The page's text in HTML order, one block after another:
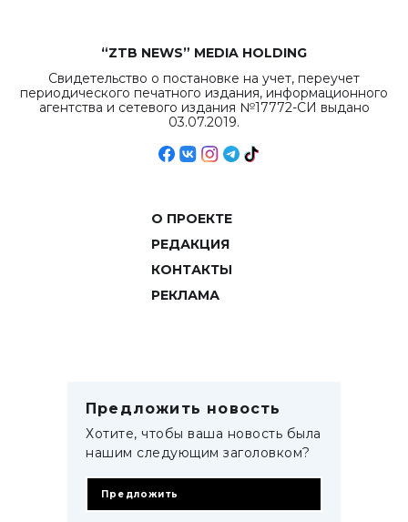
“ZTB NEWS” MEDIA HOLDING
Свидетельство о постановке на учет, переучет
периодического печатного издания, информационного
агентства и сетевого издания №17772-СИ выдано
03.07.2019.
О ПРОЕКТЕ
РЕДАКЦИЯ
КОНТАКТЫ
РЕКЛАМА
Предложить новость
Хотите, чтобы ваша новость была
нашим следующим заголовком?
Предложить